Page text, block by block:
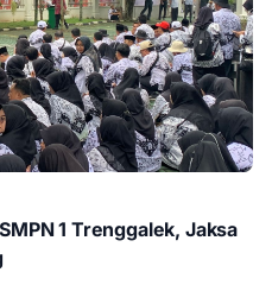
1 Trenggalek, Jaksa